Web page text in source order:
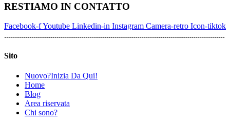
RESTIAMO IN CONTATTO
Facebook-fYoutube Linkedin-in Instagram Camera-retro Icon-tiktok
Sito
Nuovo?Inizia Da Qui!
Home
Blog
Area riservata
Chi sono?